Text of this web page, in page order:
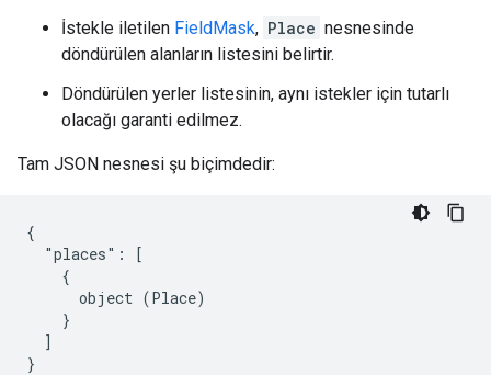
İstekle iletilen FieldMask, Place nesnesinde
döndürülen alanların listesini belirtir.
Döndürülen yerler listesinin, aynı istekler için tutarlı
olacağı garanti edilmez.
Tam JSON nesnesi şu biçimdedir:
{
  "places": [
    {
      object (Place)
    }
  ]
}